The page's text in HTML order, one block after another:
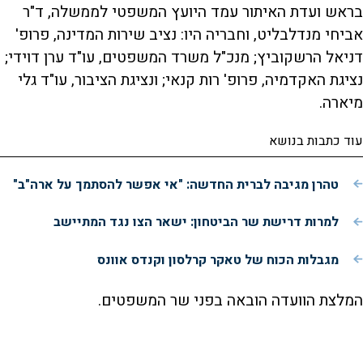
בראש ועדת האיתור עמד היועץ המשפטי לממשלה, ד"ר
אביחי מנדלבליט, וחבריה היו: נציב שירות המדינה, פרופ'
דניאל הרשקוביץ; מנכ"ל משרד המשפטים, עו"ד ערן דוידי;
נציגת האקדמיה, פרופ' רות קנאי; ונציגת הציבור, עו"ד גלי
מיארה.
עוד כתבות בנושא
טהרן מגיבה לברית החדשה: "אי אפשר להסתמך על ארה"ב"
למרות דרישת שר הביטחון: ישאר הצו נגד המתיישב
מגבלות הכוח של טאקר קרלסון וקנדס אוונס
המלצת הוועדה הובאה בפני שר המשפטים.